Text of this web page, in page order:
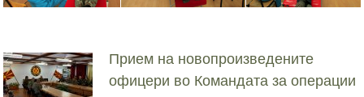
Прием на новопроизведените
офицери во Командата за операции